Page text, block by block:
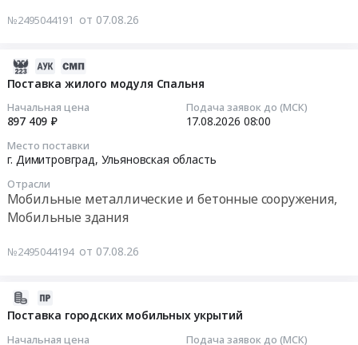
№2495044191 от 07.08.26
Поставка жилого модуля Спальня
Начальная цена
897 409 ₽
Подача заявок до (МСК)
17.08.2026 08:00
Место поставки
г. Димитровград, Ульяновская область
Отрасли
Мобильные металлические и бетонные сооружения,
Мобильные здания
№2495044194 от 07.08.26
Поставка городских мобильных укрытий
Начальная цена Подача заявок до (МСК)